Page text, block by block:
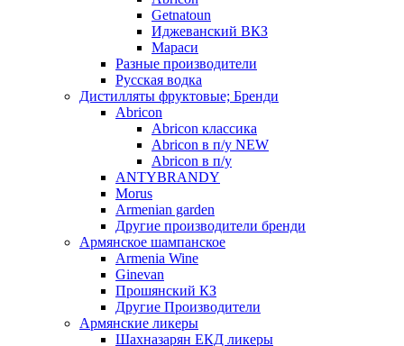
Getnatoun
Иджеванский ВКЗ
Мараси
Разные производители
Русская водка
Дистилляты фруктовые; Бренди
Abricon
Abricon классика
Abricon в п/у NEW
Abricon в п/у
ANTYBRANDY
Morus
Armenian garden
Другие производители бренди
Армянское шампанское
Armenia Wine
Ginevan
Прошянский КЗ
Другие Производители
Армянские ликеры
Шахназарян ЕКД ликеры